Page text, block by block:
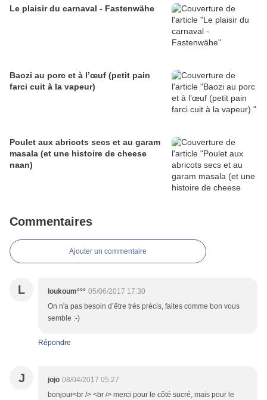
Le plaisir du carnaval - Fastenwähe
Baozi au porc et à l’œuf (petit pain
farci cuit à la vapeur)
Poulet aux abricots secs et au garam
masala (et une histoire de cheese
naan)
Commentaires
Ajouter un commentaire
L loukoum°°° 05/06/2017 17:30
On n'a pas besoin d’être très précis, faites comme bon vous
semble :-)
Répondre
J jojo 08/04/2017 05:27
bonjour<br /> <br /> merci pour le côté sucré, mais pour le